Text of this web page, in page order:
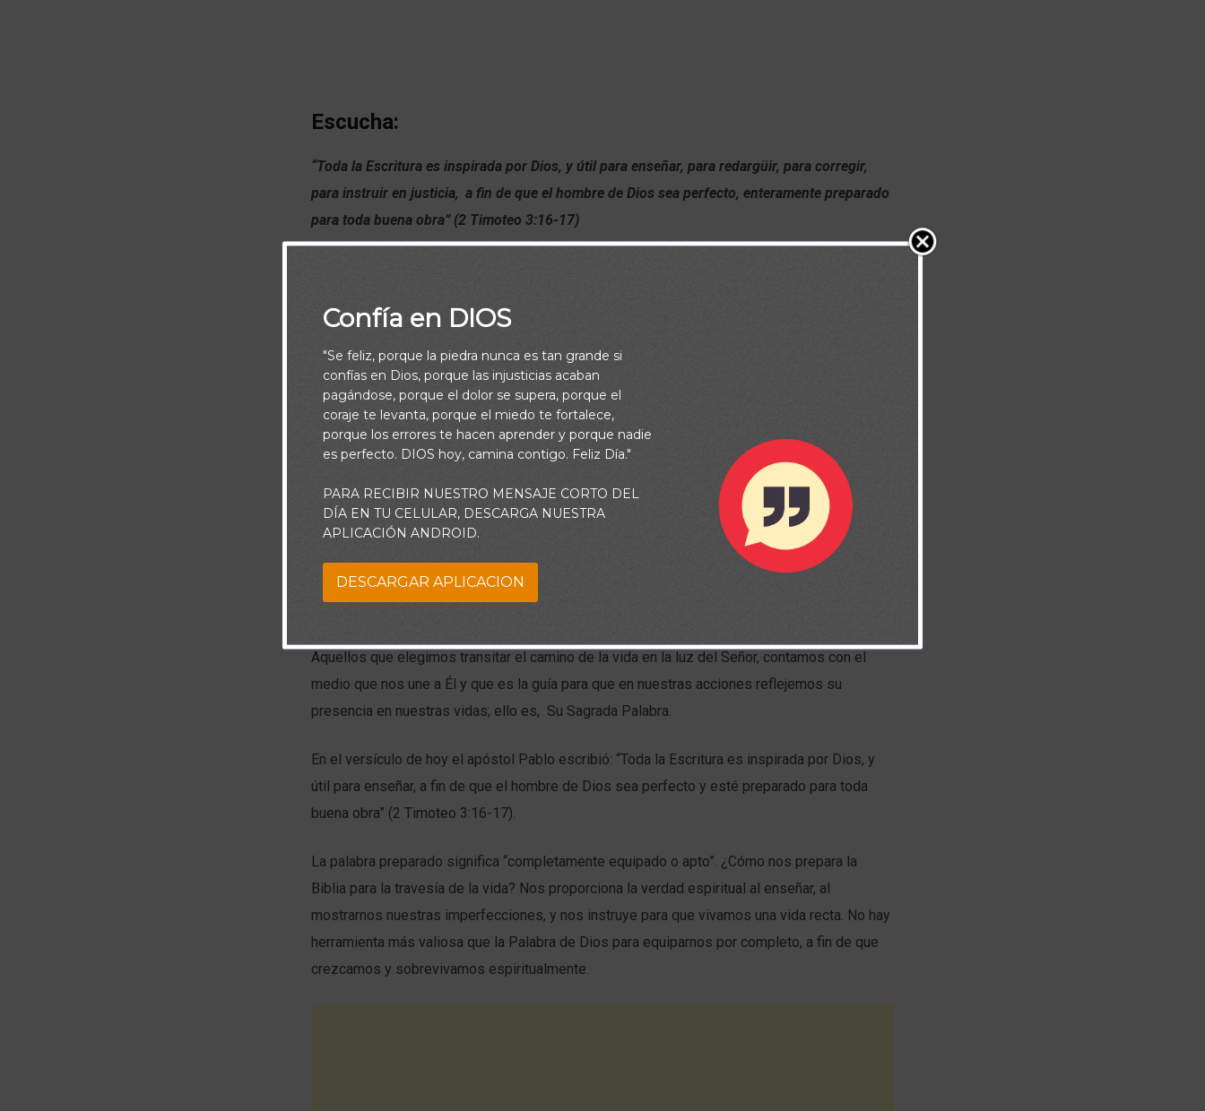
Escucha:
“Toda la Escritura es inspirada por Dios, y útil para enseñar, para redargüir, para corregir,
para instruir en justicia, a fin de que el hombre de Dios sea perfecto, enteramente preparado
para toda buena obra” (2 Timoteo 3:16-17)
Piensa:
La vida es un camino de luchas, de fuertes batallas, de calma y de tormentas. Ese camino
Aquellos que elegimos transitar el camino de la vida en la luz del Señor, contamos con el
medio que nos une a Él y que es la guía para que en nuestras acciones reflejemos su
presencia en nuestras vidas; ello es, Su Sagrada Palabra.
En el versículo de hoy el apóstol Pablo escribió: “Toda la Escritura es inspirada por Dios, y
útil para enseñar, a fin de que el hombre de Dios sea perfecto y esté preparado para toda
buena obra” (2 Timoteo 3:16-17).
La palabra preparado significa “completamente equipado o apto”. ¿Cómo nos prepara la
Biblia para la travesía de la vida? Nos proporciona la verdad espiritual al enseñar, al
mostrarnos nuestras imperfecciones, y nos instruye para que vivamos una vida recta. No hay
herramienta más valiosa que la Palabra de Dios para equiparnos por completo, a fin de que
crezcamos y sobrevivamos espiritualmente.
Confía en DIOS
"Se feliz, porque la piedra nunca es tan grande si
confías en Dios, porque las injusticias acaban
pagándose, porque el dolor se supera, porque el
coraje te levanta, porque el miedo te fortalece,
porque los errores te hacen aprender y porque nadie
es perfecto. DIOS hoy, camina contigo. Feliz Día."
PARA RECIBIR NUESTRO MENSAJE CORTO DEL
DÍA EN TU CELULAR, DESCARGA NUESTRA
APLICACIÓN ANDROID.
DESCARGAR APLICACION